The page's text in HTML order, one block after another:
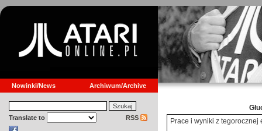
Nowinki/News Archiwum/Archive
Translate to RSS
Prace i wyniki z tegorocznej